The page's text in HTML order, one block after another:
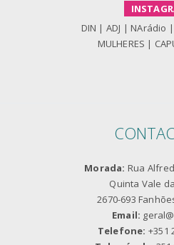
DIN | ADJ | NArádio |
MULHERES |
Morada: Rua
Quinta Vale
2670-693
Email:
Telefone: +351